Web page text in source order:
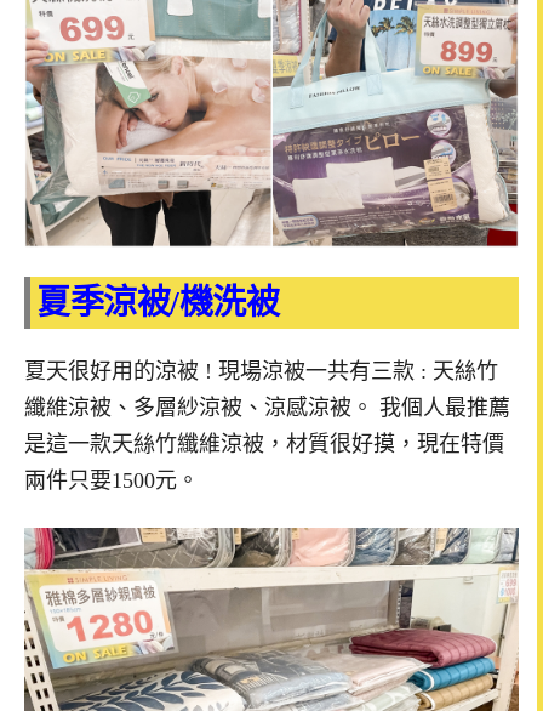
夏季涼被/機洗被
夏天很好用的涼被 ! 現場涼被一共有三款 : 天絲竹
纖維涼被、多層紗涼被、涼感涼被。 我個人最推薦
是這一款天絲竹纖維涼被，材質很好摸，現在特價
兩件只要1500元。